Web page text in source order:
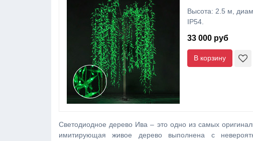
Высота: 2.5 м,
IP54.
33 000 руб
В корзину
Светодиодное дерево Ива – это одно из самых
имитирующая живое дерево выполнена с